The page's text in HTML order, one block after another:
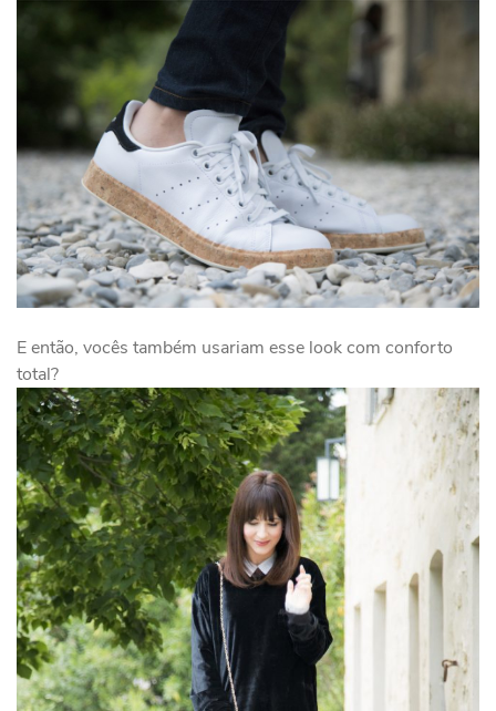
E então, vocês também usariam esse look com conforto
total?